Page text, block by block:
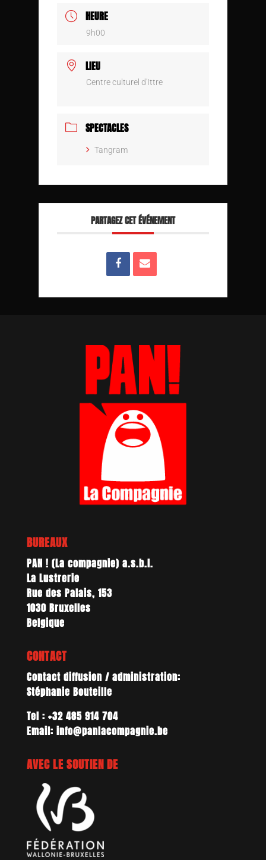
HEURE
9h00
LIEU
Centre culturel d'Ittre
SPECTACLES
Tangram
PARTAGEZ CET ÉVÉNEMENT
BUREAUX
PAN ! (La compagnie) a.s.b.l.
La Lustrerie
Rue des Palais, 153
1030 Bruxelles
Belgique
CONTACT
Contact diffusion / administration:
Stéphanie Bouteille
Tel : +32 485 914 704
Email: info@panlacompagnie.be
AVEC LE SOUTIEN DE